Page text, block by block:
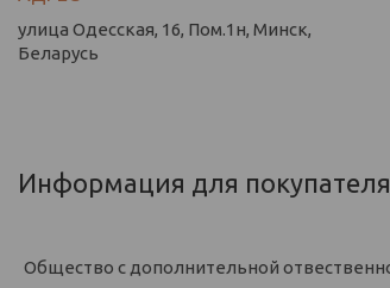
улица Одесская, 16, Пом.1н, Минск,
Беларусь
Информация для покупателя
Общество с дополнительной